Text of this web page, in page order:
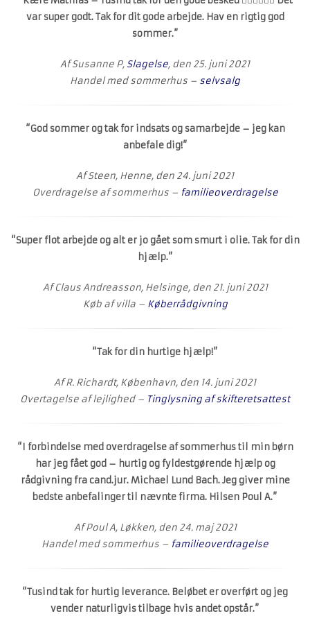
var super godt. Tak for dit gode arbejde. Hav en rigtig god
sommer.”
Af Susanne P, Slagelse, den 25. juni 2021
Handel med sommerhus – selvsalg
“God sommer og tak for indsats og samarbejde – jeg kan
anbefale dig!”
Af Steen, Henne, den 24. juni 2021
Overdragelse af sommerhus – familieoverdragelse
“Super flot arbejde og alt er jo gået som smurt i olie. Tak for din
hjælp.”
Af Claus Andreasson, Helsinge, den 21. juni 2021
Køb af villa – Køberrådgivning
“Tak for din hurtige hjælp!”
Af R. Richardt, København, den 14. juni 2021
Overtagelse af lejlighed – Tinglysning af skifteretsattest
“I forbindelse med overdragelse af sommerhus til min børn
har jeg fået god – hurtig og fyldestgørende hjælp og
rådgivning fra cand.jur. Michael Lund Bach. Jeg giver mine
bedste anbefalinger til nævnte firma. Hilsen Poul A.”
Af Poul A, Løkken, den 24. maj 2021
Handel med sommerhus – familieoverdragelse
“Tusind tak for hurtig leverance. Beløbet er overført og jeg
vender naturligvis tilbage hvis andet opstår.”